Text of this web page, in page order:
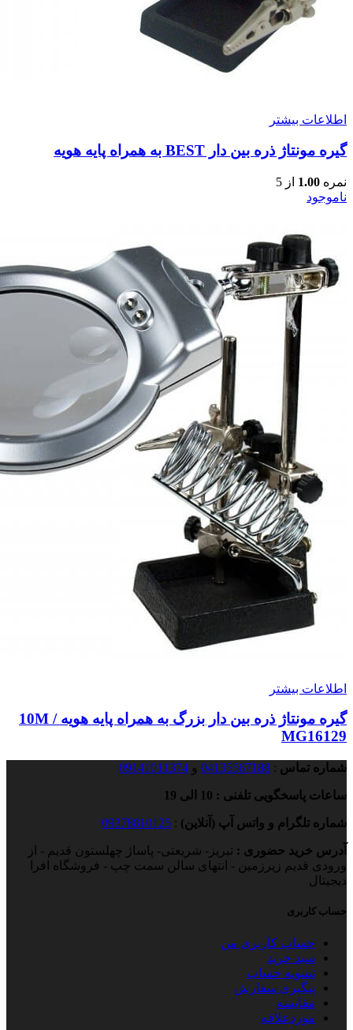
اطلاعات بیشتر
گیره مونتاژ ذره بین دار BEST به همراه پایه هویه
نمره 1.00 از 5
ناموجود
اطلاعات بیشتر
گیره مونتاژ ذره بین دار بزرگ به همراه پایه هویه 10M /
MG16129
شماره تماس :
04135567188 و 09141011374
ساعات پاسخگویی تلفنی : 10 الی 19
شماره تلگرام و واتس آپ (آنلاین) :
09378810125
آدرس خرید حضوری : تبریز- شریعتی- پاساژ چهلستون قدیم - از
ورودی قدیم زیرزمین - انتهای سالن سمت چپ - فروشگاه افرا
دیجیتال
حساب کاربری
حساب کاربری من
سبد خرید
تسویه حساب
پیگیری سفارش
مقایسه
موردعلاقه